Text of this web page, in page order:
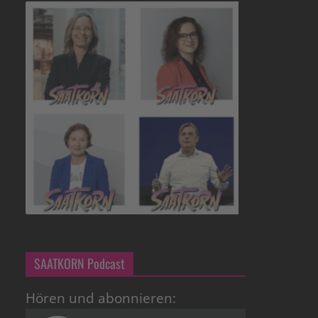
SAATKORN Podcast
Hören und abonnieren: